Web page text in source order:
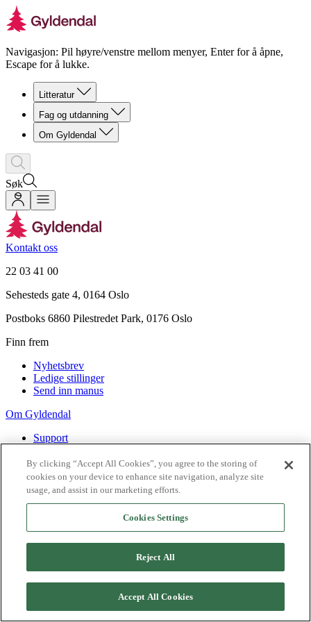
Navigasjon: Pil høyre/venstre mellom menyer, Enter for å åpne,
Escape for å lukke.
Litteratur
Fag og utdanning
Om Gyldendal
Søk
Kontakt oss
22 03 41 00
Sehesteds gate 4, 0164 Oslo
Postboks 6860 Pilestredet Park, 0176 Oslo
Finn frem
Nyhetsbrev
Ledige stillinger
Send inn manus
Om Gyldendal
Support
Agency
2026Gyldendal
Personvernerklæringer
Informasjonskapsler
By clicking “Accept All Cookies”, you agree to the storing of
cookies on your device to enhance site navigation, analyze site
usage, and assist in our marketing efforts.
Cookies Settings
Reject All
Accept All Cookies